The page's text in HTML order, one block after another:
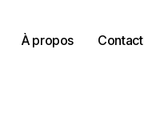
À propos
Contact